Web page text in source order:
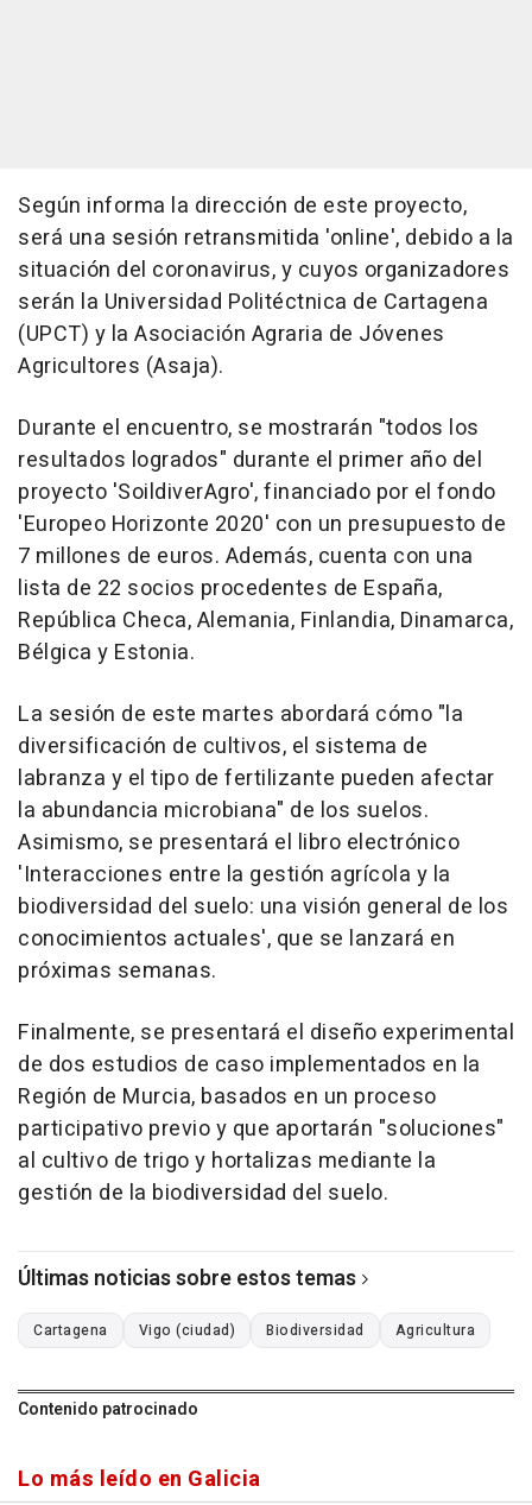
Según informa la dirección de este proyecto,
será una sesión retransmitida 'online', debido a la
situación del coronavirus, y cuyos organizadores
serán la Universidad Politéctnica de Cartagena
(UPCT) y la Asociación Agraria de Jóvenes
Agricultores (Asaja).
Durante el encuentro, se mostrarán "todos los
resultados logrados" durante el primer año del
proyecto 'SoildiverAgro', financiado por el fondo
'Europeo Horizonte 2020' con un presupuesto de
7 millones de euros. Además, cuenta con una
lista de 22 socios procedentes de España,
República Checa, Alemania, Finlandia, Dinamarca,
Bélgica y Estonia.
La sesión de este martes abordará cómo "la
diversificación de cultivos, el sistema de
labranza y el tipo de fertilizante pueden afectar
la abundancia microbiana" de los suelos.
Asimismo, se presentará el libro electrónico
'Interacciones entre la gestión agrícola y la
biodiversidad del suelo: una visión general de los
conocimientos actuales', que se lanzará en
próximas semanas.
Finalmente, se presentará el diseño experimental
de dos estudios de caso implementados en la
Región de Murcia, basados en un proceso
participativo previo y que aportarán "soluciones"
al cultivo de trigo y hortalizas mediante la
gestión de la biodiversidad del suelo.
Últimas noticias sobre estos temas
Cartagena Vigo (ciudad) Biodiversidad Agricultura
Contenido patrocinado
Lo más leído en Galicia